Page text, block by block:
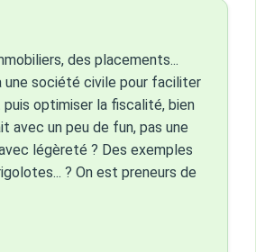
des placements...
une société civile pour faciliter
optimiser la fiscalité, bien
avec un peu de fun, pas une
légèreté ? Des exemples
? On est preneurs de